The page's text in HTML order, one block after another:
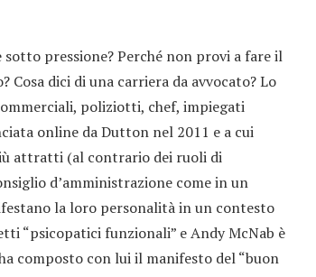
pressione? Perché non provi a fare il
dici di una carriera da avvocato? Lo
poliziotti, chef, impiegati
online da Dutton nel 2011 e a cui
attratti (al contrario dei ruoli di
d’amministrazione come in un
la loro personalità in un contesto
“psicopatici funzionali” e Andy McNab è
composto con lui il manifesto del “buon